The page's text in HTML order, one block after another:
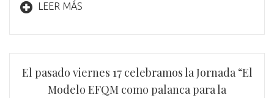
LEER MÁS
El pasado viernes 17 celebramos la Jornada “El
Modelo EFQM como palanca para la